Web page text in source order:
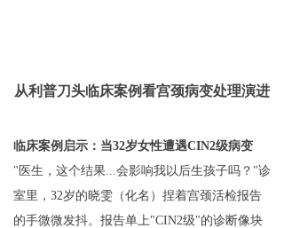
从利普刀头临床案例看宫颈病变处理演进
临床案例启示：当32岁女性遭遇CIN2级病变
"医生，这个结果...会影响我以后生孩子吗？"诊
室里，32岁的晓雯（化名）捏着宫颈活检报告
的手微微发抖。报告单上"CIN2级"的诊断像块